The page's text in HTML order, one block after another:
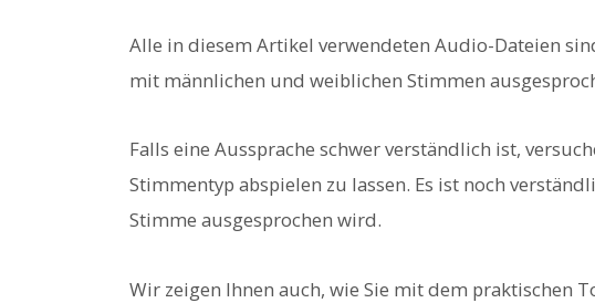
Alle in diesem Artikel verwendeten Audio-Dateien
mit männlichen und weiblichen Stimmen
Falls eine Aussprache schwer verständlich ist,
Stimmentyp abspielen zu lassen. Es ist noch
Stimme ausgesprochen wird.
Wir zeigen Ihnen auch, wie Sie mit dem praktischen